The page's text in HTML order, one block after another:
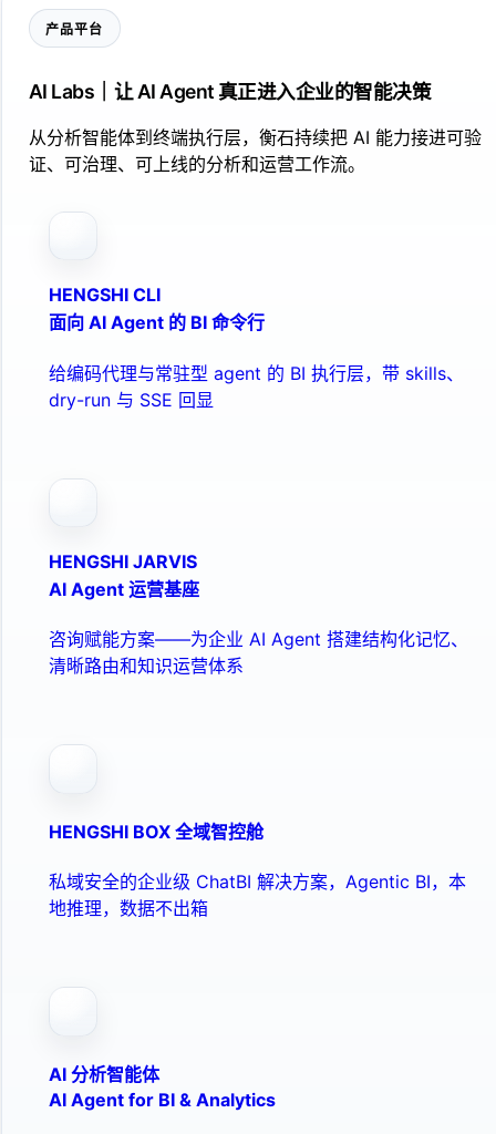
产品平台
AI Labs｜让 AI Agent 真正进入企业的智能决策
从分析智能体到终端执行层，衡石持续把 AI 能力接进可验
证、可治理、可上线的分析和运营工作流。
HENGSHI CLI
面向 AI Agent 的 BI 命令行
给编码代理与常驻型 agent 的 BI 执行层，带 skills、
dry-run 与 SSE 回显
HENGSHI JARVIS
AI Agent 运营基座
咨询赋能方案——为企业 AI Agent 搭建结构化记忆、
清晰路由和知识运营体系
HENGSHI BOX 全域智控舱
私域安全的企业级 ChatBI 解决方案，Agentic BI，本
地推理，数据不出箱
AI 分析智能体
AI Agent for BI & Analytics